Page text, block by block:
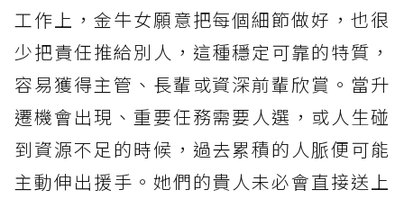
工作上，金牛女願意把每個細節做好，也很
少把責任推給別人，這種穩定可靠的特質，
容易獲得主管、長輩或資深前輩欣賞。當升
遷機會出現、重要任務需要人選，或人生碰
到資源不足的時候，過去累積的人脈便可能
主動伸出援手。她們的貴人未必會直接送上